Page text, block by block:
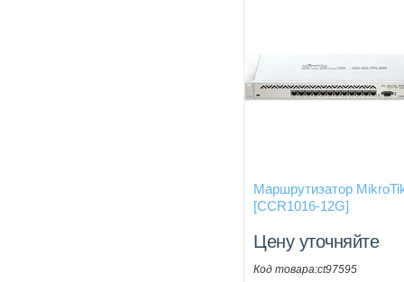
Маршрутизатор
[CCR1016-12G]
Цену уточняйте
ct97595